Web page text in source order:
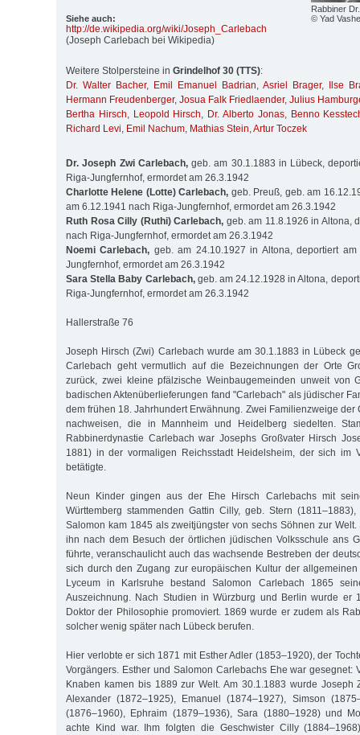
Rabbiner
© Yad
Siehe auch:
http://de.wikipedia.org/wiki/Joseph_Carlebach
(Joseph Carlebach bei Wikipedia)
Weitere Stolpersteine in Grindelhof 30 (TTS):
Dr. Walter Bacher, Emil Emanuel Badrian, Asriel Brager,
Ilse
Hermann Freudenberger, Josua Falk Friedlaender, Julius
Bertha Hirsch, Leopold Hirsch, Dr. Alberto Jonas, Benno
Richard Levi, Emil Nachum, Mathias Stein,Artur Toczek
Dr. Joseph Zwi Carlebach,geb. am 30.1.1883 in Lübeck,
Riga-Jungfernhof, ermordet am 26.3.1942
Charlotte Helene (Lotte) Carlebach, geb. Preuß, geb. am
am 6.12.1941 nach Riga-Jungfernhof, ermordet am 26.3.1942
Ruth Rosa Cilly (Ruthi) Carlebach, geb. am 11.8.1926 in Altona,
nach Riga-Jungfernhof, ermordet am 26.3.1942
Noemi Carlebach, geb. am 24.10.1927 in Altona, deportiert
Jungfernhof, ermordet am 26.3.1942
Sara Stella Baby Carlebach,geb. am 24.12.1928 in Altona,
Riga-Jungfernhof, ermordet am 26.3.1942
Hallerstraße 76
Joseph Hirsch (Zwi) Carlebach wurde am 30.1.1883 in Lübeck
Carlebach geht vermutlich auf die Bezeichnungen der Orte
zurück, zwei kleine pfälzische Weinbaugemeinden unweit von
badischen Aktenüberlieferungen fand "Carlebach" als jüdischer
dem frühen 18. Jahrhundert Erwähnung. Zwei Familienzweige der
nachweisen, die in Mannheim und Heidelberg siedelten.
Rabbinerdynastie Carlebach war Josephs Großvater Hirsch
1881) in der vormaligen Reichsstadt Heidelsheim, der sich im
betätigte.
Neun Kinder gingen aus der Ehe Hirsch Carlebachs mit
Württemberg stammenden Gattin Cilly, geb. Stern
Salomon kam 1845 als zweitjüngster von sechs Söhnen zur
ihn nach dem Besuch der örtlichen jüdischen Volksschule ans
führte, veranschaulicht auch das wachsende Bestreben der
sich durch den Zugang zur europäischen Kultur der
Lyceum in Karlsruhe bestand Salomon Carlebach 1865
Auszeichnung. Nach Studien in Würzburg und Berlin wurde er
Doktor der Philosophie promoviert. 1869 wurde er zudem als
solcher wenig später nach Lübeck berufen.
Hier verlobte er sich 1871 mit Esther Adler (1853–1920), der
Vorgängers. Esther und Salomon Carlebachs Ehe war gesegnet:
Knaben kamen bis 1889 zur Welt. Am 30.1.1883 wurde Joseph
Alexander (1872–1925), Emanuel (1874–1927), Simson
(1876–1960), Ephraim (1879–1936), Sara (1880–1928) und
achte Kind war. Ihm folgten die Geschwister Cilly